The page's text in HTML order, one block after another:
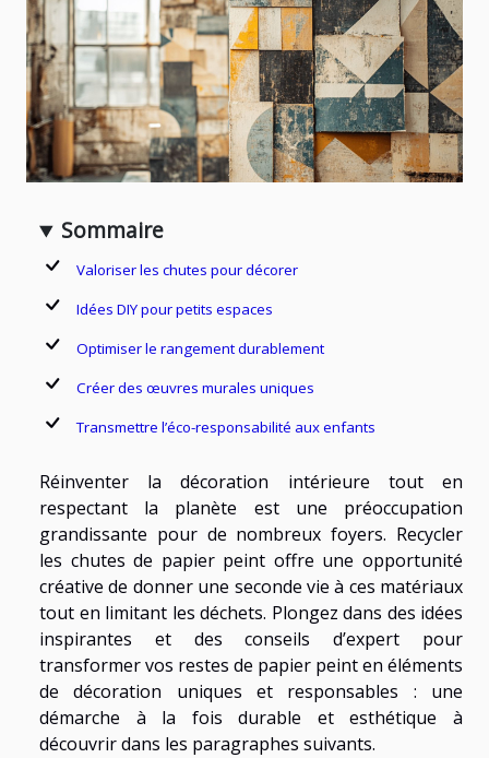
Sommaire
Valoriser les chutes pour décorer
Idées DIY pour petits espaces
Optimiser le rangement durablement
Créer des œuvres murales uniques
Transmettre l’éco-responsabilité aux enfants
Réinventer la décoration intérieure tout en
respectant la planète est une préoccupation
grandissante pour de nombreux foyers. Recycler
les chutes de papier peint offre une opportunité
créative de donner une seconde vie à ces matériaux
tout en limitant les déchets. Plongez dans des idées
inspirantes et des conseils d’expert pour
transformer vos restes de papier peint en éléments
de décoration uniques et responsables : une
démarche à la fois durable et esthétique à
découvrir dans les paragraphes suivants.